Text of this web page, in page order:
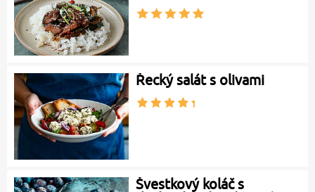
Řecký salát s olivami
Švestkový koláč s